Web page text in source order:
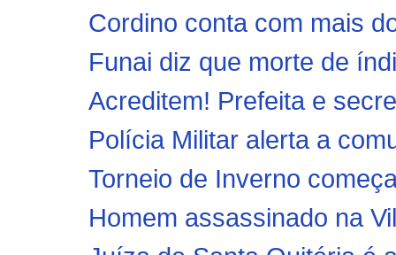
Cordino conta com mais
Funai diz que morte de
Acreditem! Prefeita e
Polícia Militar alerta a
Torneio de Inverno
Homem assassinado na